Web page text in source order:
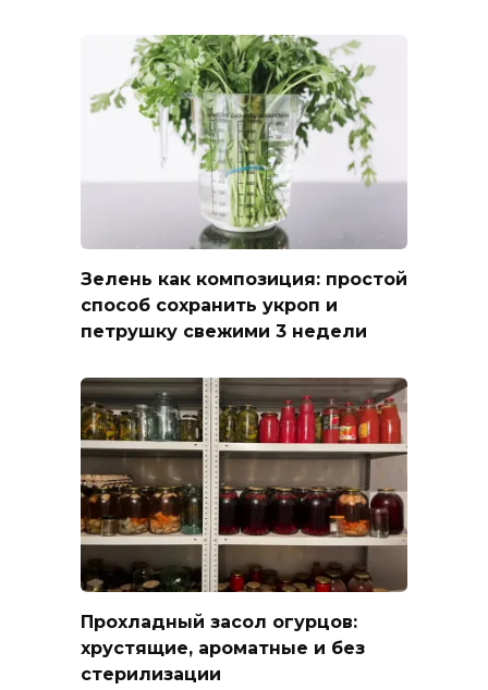
Зелень как композиция: простой
способ сохранить укроп и
петрушку свежими 3 недели
Прохладный засол огурцов:
хрустящие, ароматные и без
стерилизации